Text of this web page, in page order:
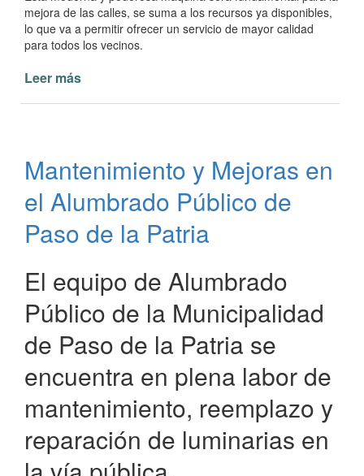
mejora de las calles, se suma a los recursos ya disponibles,
lo que va a permitir ofrecer un servicio de mayor calidad
para todos los vecinos.
Leer más
Municipalidad
de
Paso
de
la
Mantenimiento y Mejoras en
el Alumbrado Público de
Paso de la Patria
El equipo de Alumbrado
Público de la Municipalidad
de Paso de la Patria se
encuentra en plena labor de
mantenimiento, reemplazo y
reparación de luminarias en